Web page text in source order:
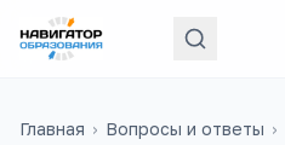
Главная › Вопросы и ответы ›